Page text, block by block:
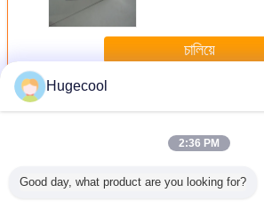
চালিয়ে
অধিকমডুলার কোল্ড রুম
Hugecool
2:36 PM
Good day, what product are you looking for?